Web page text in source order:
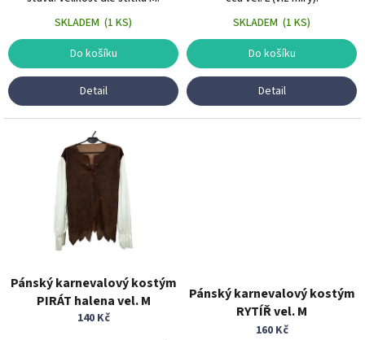
SKLADEM (1 KS)
Do košíku
Detail
SKLADEM (1 KS)
Do košíku
Detail
Pánský karnevalový kostým
PIRÁT halena vel. M
140 Kč
Pánský karnevalový kostým
RYTÍŘ vel. M
160 Kč